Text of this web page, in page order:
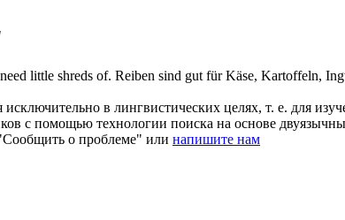
little shreds of. Reiben sind gut für Käse, Kartoffeln,
в лингвистических целях, т. е. для
с помощью технологии поиска на основе
о проблеме" или напишите нам